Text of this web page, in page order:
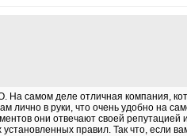
На самом деле отличная компания,
лично в руки, что очень удобно на
они отвечают своей
правил. Так что, если